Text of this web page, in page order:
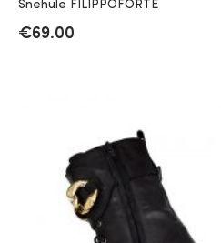
Snehule FILIPPOFORTE
€69.00